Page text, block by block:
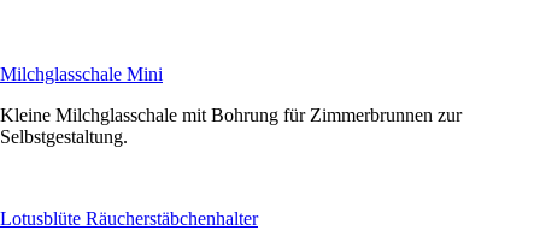
Milchglasschale Mini
Kleine Milchglasschale mit Bohrung für Zimmerbrunnen zur
Selbstgestaltung.
Lotusblüte Räucherstäbchenhalter